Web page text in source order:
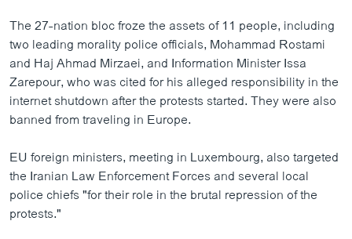
The 27-nation bloc froze the assets of 11 people, including
two leading morality police officials, Mohammad Rostami
and Haj Ahmad Mirzaei, and Information Minister Issa
Zarepour, who was cited for his alleged responsibility in the
internet shutdown after the protests started. They were also
banned from traveling in Europe.
EU foreign ministers, meeting in Luxembourg, also targeted
the Iranian Law Enforcement Forces and several local
police chiefs "for their role in the brutal repression of the
protests."